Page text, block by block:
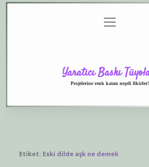
menüyü
aç
Yaratıcı Baskı
Projelerine renk katan neşeli fikirler!
Etiket: Eski dilde aşk ne demek